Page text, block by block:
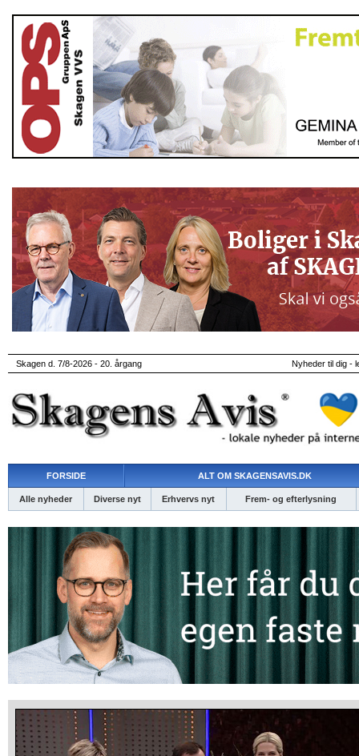
Skagen d. 7/8-2026 - 20. årgang Nyheder til dig -
FORSIDE ALT OM SKAGENSAVIS.DK
Alle nyheder Diverse nyt Erhvervs nyt Frem- og efterlysning